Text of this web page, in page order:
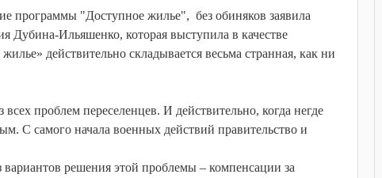
программы "Доступное жилье", ­ без обиняков заявила
Дубина-Ильяшенко, которая выступила в качестве
действительно складывается весьма странная, как ни
проблем переселенцев. И действительно, когда негде
С самого начала военных действий правительство и
решения этой проблемы – компенсации за